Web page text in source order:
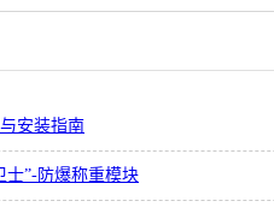
安装指南
士”-防爆称重模块